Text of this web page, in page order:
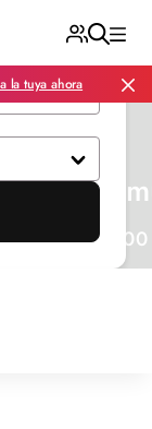
Se
más de
la tuya ahora